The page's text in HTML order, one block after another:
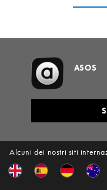
Alcuni dei nostri siti
ASOS